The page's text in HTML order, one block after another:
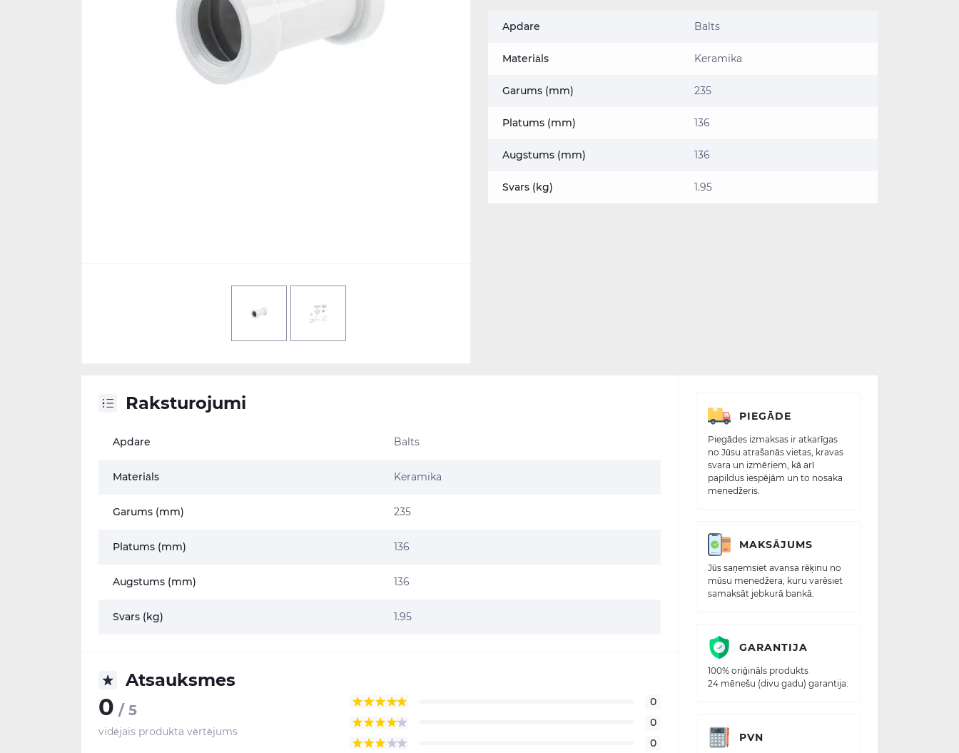
Apdare Balts
Materiāls Keramika
Garums (mm) 235
Platums (mm) 136
Augstums (mm) 136
Svars (kg) 1.95
Raksturojumi
Apdare Balts
Materiāls Keramika
Garums (mm) 235
Platums (mm) 136
Augstums (mm) 136
Svars (kg) 1.95
Atsauksmes
0 / 5
vidējais produkta vērtējums
0
0
0
PIEGĀDE
Piegādes izmaksas ir atkarīgas
no Jūsu atrašanās vietas, kravas
svara un izmēriem, kā arī
papildus iespējām un to nosaka
menedžeris.
MAKSĀJUMS
Jūs saņemsiet avansa rēķinu no
mūsu menedžera, kuru varēsiet
samaksāt jebkurā bankā.
GARANTIJA
100% oriģināls produkts
24 mēnešu (divu gadu) garantija.
PVN